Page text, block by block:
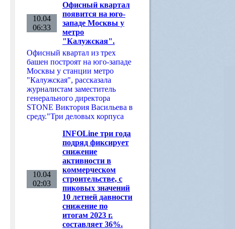
10.04
06:33
Офисный квартал
появится на юго-
западе Москвы у
метро
"Калужская".
Офисный квартал из трех
башен построят на юго-западе
Москвы у станции метро
"Калужская", рассказала
журналистам заместитель
генерального директора
STONE Виктория Васильева в
среду."Три деловых корпуса
10.04
02:03
INFOLine три года
подряд фиксирует
снижение
активности в
коммерческом
строительстве, с
пиковых значений
10 летней давности
снижение по
итогам 2023 г.
составляет 36%.